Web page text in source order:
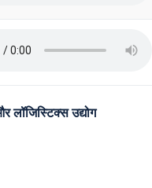
लॉजिस्टिक्स उद्योग